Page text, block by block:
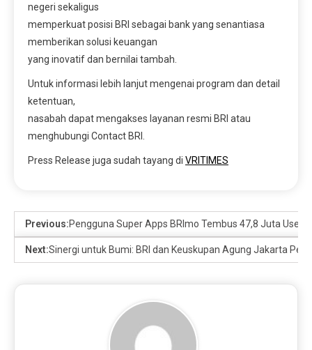
negeri sekaligus
memperkuat posisi BRI sebagai bank yang senantiasa
memberikan solusi keuangan
yang inovatif dan bernilai tambah.
Untuk informasi lebih lanjut mengenai program dan detail
ketentuan,
nasabah dapat mengakses layanan resmi BRI atau
menghubungi Contact BRI.
Press Release juga sudah tayang di VRITIMES
Previous:Pengguna Super Apps BRImo Tembus 47,8 Juta
Next:Sinergi untuk Bumi: BRI dan Keuskupan Agung Jakarta